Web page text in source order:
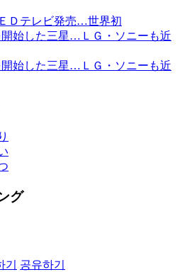
Ｄテレビ発売…世界初
開始した三星…ＬＧ・ソニーも近
開始した三星…ＬＧ・ソニーも近
グ
기 공유하기